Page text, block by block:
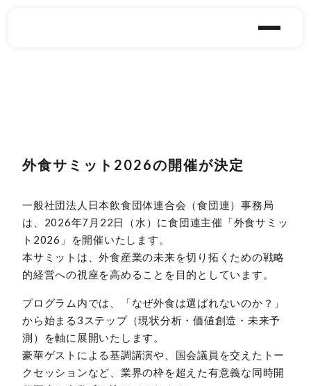
外食サミット2026の開催が決定
一般社団法人日本飲食団体連合会（食団連）事務局
は、2026年7月22日（水）に食団連主催「外食サミッ
ト2026」を開催いたします。
本サミットは、外食産業の未来を切り拓くための戦略
的経営への視座を高めることを目的としています。
プログラム内では、「なぜ外食は選ばれないのか？」
から始まる3ステップ（現状分析・価値創造・未来予
測）を軸に展開いたします。
豪華ゲストによる基調講演や、国会議員を交えたトー
クセッションなど、業界の枠を超えた有意義な同時開